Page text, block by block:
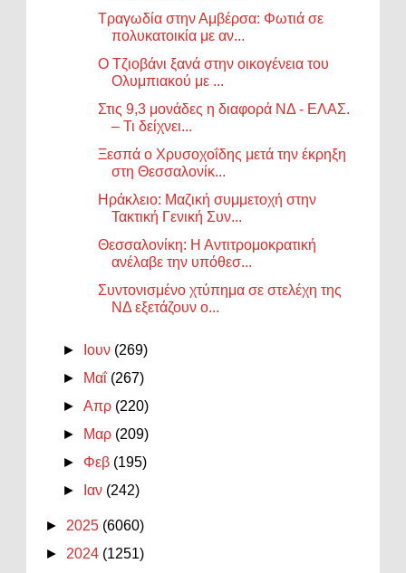
Τραγωδία στην Αμβέρσα: Φωτιά σε
πολυκατοικία με αν...
Ο Τζιοβάνι ξανά στην οικογένεια του
Ολυμπιακού με ...
Στις 9,3 μονάδες η διαφορά ΝΔ - ΕΛΑΣ.
– Τι δείχνει...
Ξεσπά ο Χρυσοχοΐδης μετά την έκρηξη
στη Θεσσαλονίκ...
Ηράκλειο: Μαζική συμμετοχή στην
Τακτική Γενική Συν...
Θεσσαλονίκη: Η Αντιτρομοκρατική
ανέλαβε την υπόθεσ...
Συντονισμένο χτύπημα σε στελέχη της
ΝΔ εξετάζουν ο...
► Ιουν (269)
►
Μαΐ (267)
►Απρ (220)
►
Μαρ (209)
► Φεβ (195)
►
Ιαν (242)
► 2025 (6060)
► 2024 (1251)